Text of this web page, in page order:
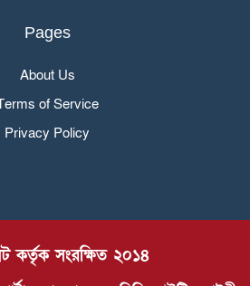
Pages
About Us
of Service
Privacy Policy
কর্তৃক সংরক্ষিত ২০১৪